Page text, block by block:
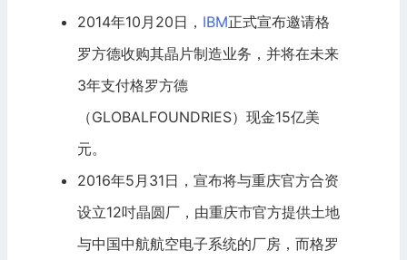
2014年10月20日， IBM正式宣布邀请格
罗方德收购其晶片制造业务，并将在未来
3年支付格罗方德
（GLOBALFOUNDRIES）现金15亿美
元。
2016年5月31日，宣布将与重庆官方合资
设立12吋晶圆厂，由重庆市官方提供土地
与中国中航航空电子系统的厂房，而格罗